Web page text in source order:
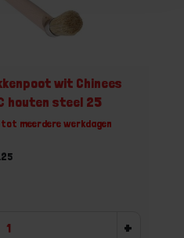
wit Chinees
houten steel 25
meerdere werkdagen
+